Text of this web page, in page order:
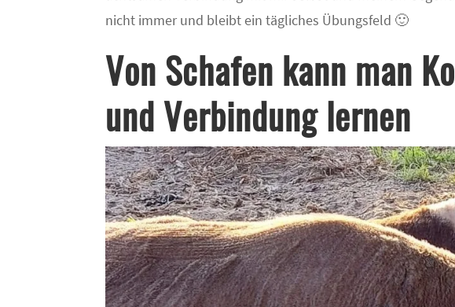
nicht immer und bleibt ein tägliches Übungsfeld 🙂
Von Schafen kann man
und Verbindung lernen